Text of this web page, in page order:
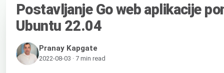
Postavljanje Go web aplikacije
Ubuntu 22.04
Pranay Kapgate
2022-08-03 · 7 min read